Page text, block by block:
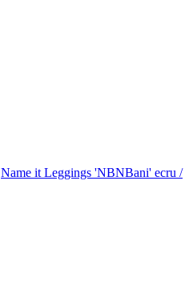
Name it Leggings 'NBNBani' ecru /